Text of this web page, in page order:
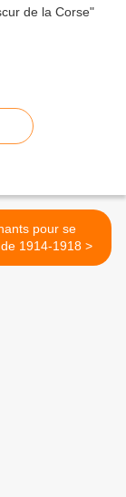
pour se
souvenir de 1914-1918 >